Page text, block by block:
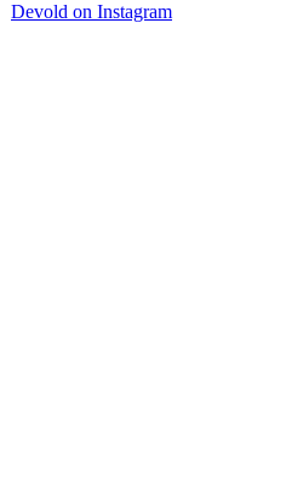
Devold on Instagram